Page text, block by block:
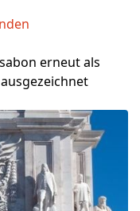
erneut als